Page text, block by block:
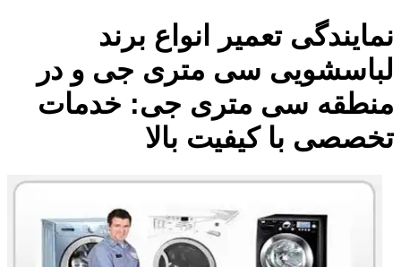
نمایندگی تعمیر انواع برند
لباسشویی سی متری جی و در
منطقه سی متری جی: خدمات
تخصصی با کیفیت بالا